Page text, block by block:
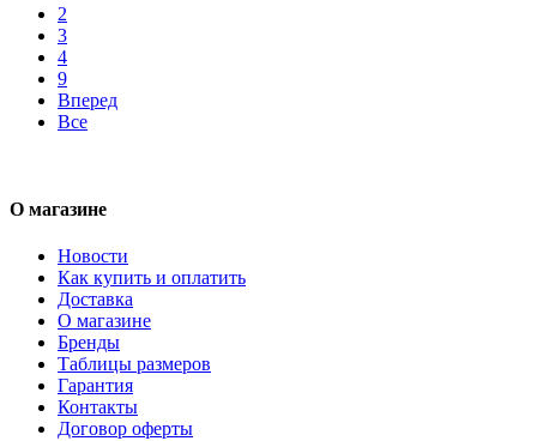
2
3
4
9
Вперед
Все
О магазине
Новости
Как купить и оплатить
Доставка
О магазине
Бренды
Таблицы размеров
Гарантия
Контакты
Договор оферты